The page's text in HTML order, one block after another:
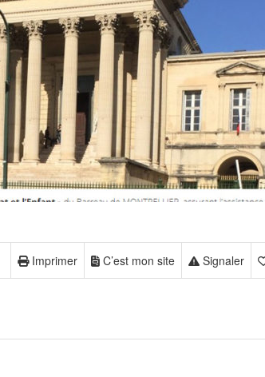
Signaler
C’est mon site
Imprimer